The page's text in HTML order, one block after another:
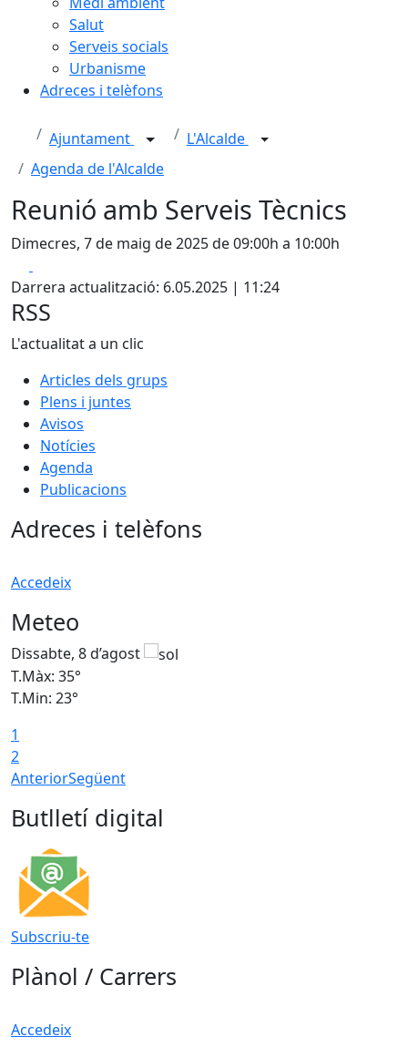
Salut
Serveis socials
Urbanisme
Adreces i telèfons
Ajuntament
L'Alcalde
Agenda de l'Alcalde
Reunió amb Serveis Tècnics
Dimecres, 7 de maig de 2025 de 09:00h a 10:00h
Darrera actualització: 6.05.2025 | 11:24
RSS
L'actualitat a un clic
Articles dels grups
Plens i juntes
Avisos
Notícies
Agenda
Publicacions
Adreces i telèfons
Accedeix
Meteo
Dissabte, 8 d’agost
T.Màx: 35°
T.Min: 23°
1
2
AnteriorSegüent
Butlletí digital
Subscriu-te
Plànol / Carrers
Accedeix